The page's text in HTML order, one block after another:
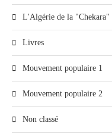
L'Algérie de la "Chekara"
Livres
Mouvement populaire 1
Mouvement populaire 2
Non classé